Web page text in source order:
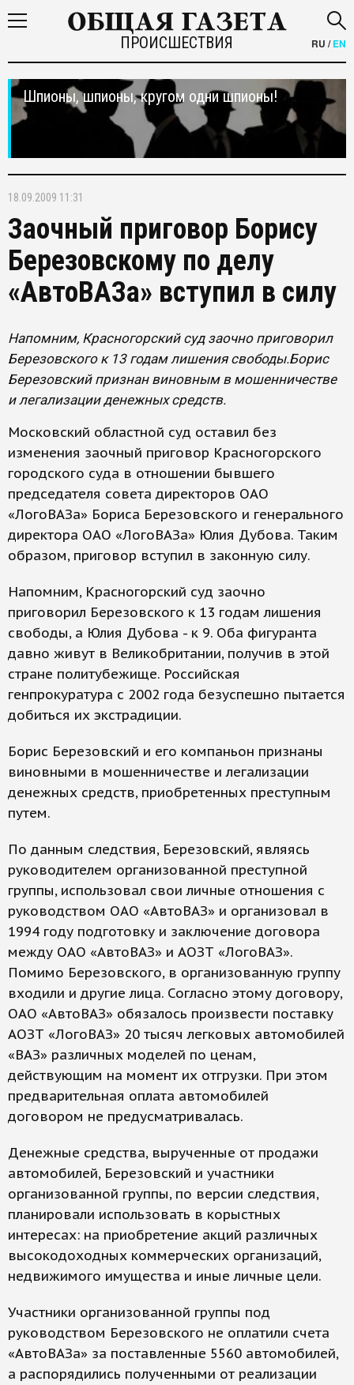
ПРОИСШЕСТВИЯ RU /EN
Шпионы, шпионы, кругом одни шпионы!
18.09.2009 11:31
Заочный приговор Борису
Березовскому по делу
«АвтоВАЗа» вступил в силу
Напомним, Красногорский суд заочно приговорил
Березовского к 13 годам лишения свободы.Борис
Березовский признан виновным в мошенничестве
и легализации денежных средств.
Московский областной суд оставил без
изменения заочный приговор Красногорского
городского суда в отношении бывшего
председателя совета директоров ОАО
«ЛогоВАЗа» Бориса Березовского и генерального
директора ОАО «ЛогоВАЗа» Юлия Дубова. Таким
образом, приговор вступил в законную силу.
Напомним, Красногорский суд заочно
приговорил Березовского к 13 годам лишения
свободы, а Юлия Дубова - к 9. Оба фигуранта
давно живут в Великобритании, получив в этой
стране политубежище. Российская
генпрокуратура с 2002 года безуспешно пытается
добиться их экстрадиции.
Борис Березовский и его компаньон признаны
виновными в мошенничестве и легализации
денежных средств, приобретенных преступным
путем.
По данным следствия, Березовский, являясь
руководителем организованной преступной
группы, использовал свои личные отношения с
руководством ОАО «АвтоВАЗ» и организовал в
1994 году подготовку и заключение договора
между ОАО «АвтоВАЗ» и АОЗТ «ЛогоВАЗ».
Помимо Березовского, в организованную группу
входили и другие лица. Согласно этому договору,
ОАО «АвтоВАЗ» обязалось произвести поставку
АОЗТ «ЛогоВАЗ» 20 тысяч легковых автомобилей
«ВАЗ» различных моделей по ценам,
действующим на момент их отгрузки. При этом
предварительная оплата автомобилей
договором не предусматривалась.
Денежные средства, вырученные от продажи
автомобилей, Березовский и участники
организованной группы, по версии следствия,
планировали использовать в корыстных
интересах: на приобретение акций различных
высокодоходных коммерческих организаций,
недвижимого имущества и иные личные цели.
Участники организованной группы под
руководством Березовского не оплатили счета
«АвтоВАЗа» за поставленные 5560 автомобилей,
а распорядились полученными от реализации